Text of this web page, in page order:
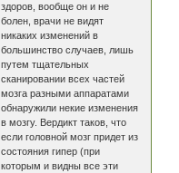
здоров, вообще он и не
болен, врачи не видят
никаких изменений в
большинство случаев, лишь
путем тщательных
сканировании всех частей
мозга разными аппаратами
обнаружили некие изменения
в мозгу. Вердикт таков, что
если головной мозг придет из
состояния гипер (при
которым и видны все эти